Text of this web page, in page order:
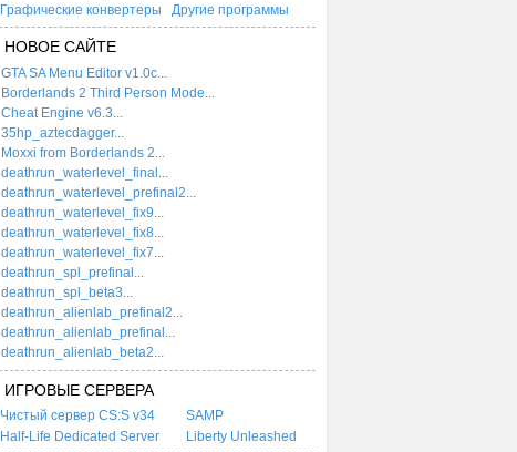
Графические конвертеры
Другие программы
НОВОЕ САЙТЕ
GTA SA Menu Editor v1.0c...
Borderlands 2 Third Person Mode...
Cheat Engine v6.3...
35hp_aztecdagger...
Moxxi from Borderlands 2...
deathrun_waterlevel_final...
deathrun_waterlevel_prefinal2...
deathrun_waterlevel_fix9...
deathrun_waterlevel_fix8...
deathrun_waterlevel_fix7...
deathrun_spl_prefinal...
deathrun_spl_beta3...
deathrun_alienlab_prefinal2...
deathrun_alienlab_prefinal...
deathrun_alienlab_beta2...
ИГРОВЫЕ СЕРВЕРА
Чистый сервер CS:S v34
SAMP
Half-Life Dedicated Server
Liberty Unleashed